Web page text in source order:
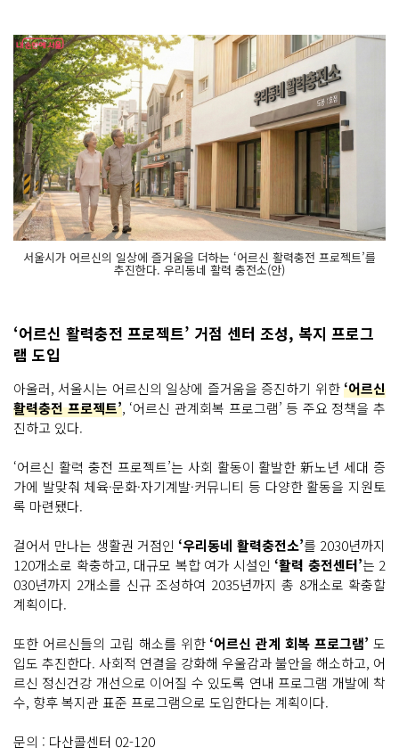
서울시가 어르신의 일상에 즐거움을 더하는 ‘어르신 활력충전 프로젝트’를
추진한다. 우리동네 활력 충전소(안)
‘어르신 활력충전 프로젝트’ 거점 센터 조성, 복지 프로그
램 도입
아울러, 서울시는 어르신의 일상에 즐거움을 증진하기 위한‘어르신
활력충전 프로젝트’, ‘어르신 관계회복 프로그램’ 등 주요 정책을 추
진하고 있다.
‘어르신 활력 충전 프로젝트’는 사회 활동이 활발한 新노년 세대 증
가에 발맞춰 체육·문화·자기계발·커뮤니티 등 다양한 활동을 지원토
록 마련됐다.
걸어서 만나는 생활권 거점인 ‘우리동네 활력충전소’를 2030년까지
120개소로 확충하고, 대규모 복합 여가 시설인 ‘활력 충전센터’는 2
030년까지 2개소를 신규 조성하여 2035년까지 총 8개소로 확충할
계획이다.
또한 어르신들의 고립 해소를 위한 ‘어르신 관계 회복 프로그램’ 도
입도 추진한다. 사회적 연결을 강화해 우울감과 불안을 해소하고, 어
르신 정신건강 개선으로 이어질 수 있도록 연내 프로그램 개발에 착
수, 향후 복지관 표준 프로그램으로 도입한다는 계획이다.
문의 : 다산콜센터 02-120